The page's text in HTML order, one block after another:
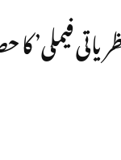
فیملی’